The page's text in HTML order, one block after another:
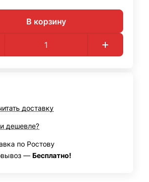
В корзину
доставку
дешевле?
по Ростову
—Бесплатно!